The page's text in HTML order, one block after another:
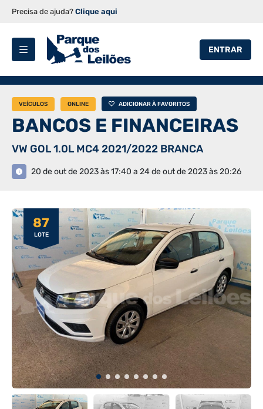
Precisa de ajuda? Clique aqui
ENTRAR
VEÍCULOS ONLINE ADICIONAR À FAVORITOS
BANCOS E FINANCEIRAS
VW GOL 1.0L MC4 2021/2022 BRANCA
20 de out de 2023 às 17:40 a 24 de out de 2023 às 20:26
87
LOTE